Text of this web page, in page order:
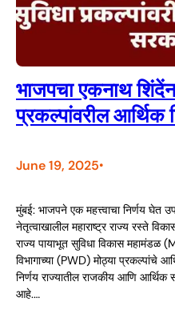
भाजपचा एकनाथ
प्रकल्पांवरील
June 19, 2025•
मुंबई: भाजपने एक महत्त्वाचा निर्णय घेत
नेतृत्वाखालील महाराष्ट्र राज्य रस्ते
राज्य पायाभूत सुविधा विकास महामंडळ
विभागाच्या (PWD) मोठ्या प्रकल्पांचे
निर्णय राज्यातील राजकीय आणि आर्थिक
आहे.…